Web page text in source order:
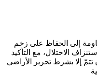
إلى الحفاظ على زخم
الاحتلال، مع التأكيد
إلا بشرط تحرير الأراضي